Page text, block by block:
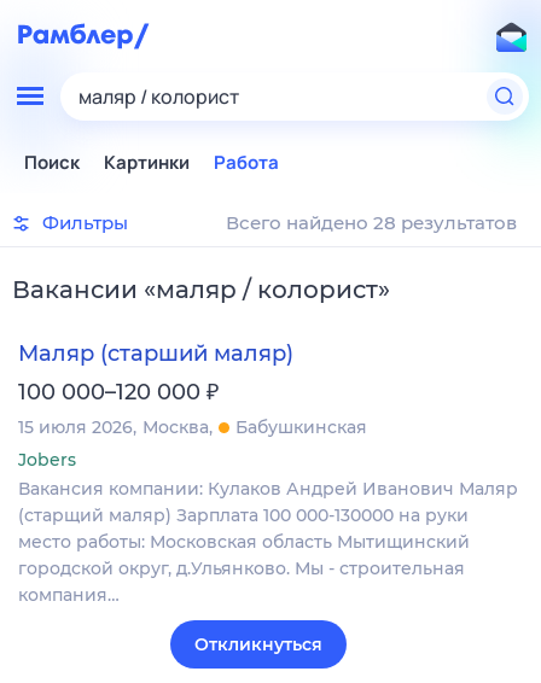
маляр / колорист
Поиск Картинки Работа
Фильтры Всего найдено 28 результатов
Вакансии «маляр / колорист»
Маляр (старший маляр)
100 000–120 000 ₽
15 июля 2026 Москва
Бабушкинская
Jobers
Вакансия компании: Кулаков Андрей Иванович Маляр
(старщий маляр) Зарплата 100 000-130000 на руки
место работы: Московская область Мытищинский
городской округ, д.Ульянково. Мы - строительная
компания…
Откликнуться